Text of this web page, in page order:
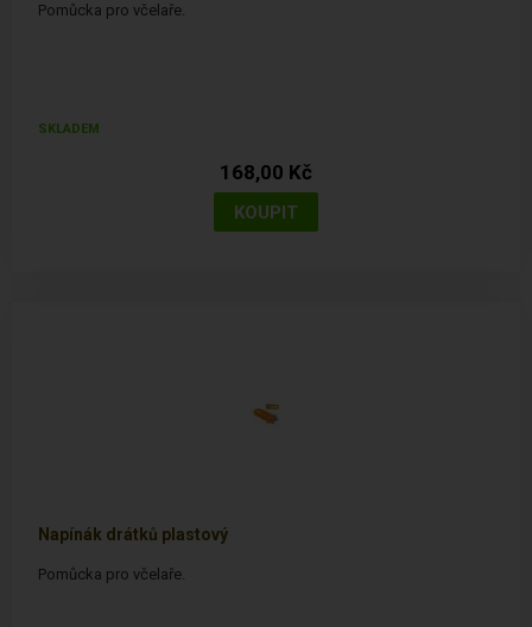
Pomůcka pro včelaře.
SKLADEM
168,00 Kč
Napínák drátků plastový
Pomůcka pro včelaře.